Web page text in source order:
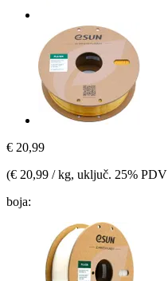
€ 20,99
(€ 20,99 / kg, uključ. 25% PDV
boja: